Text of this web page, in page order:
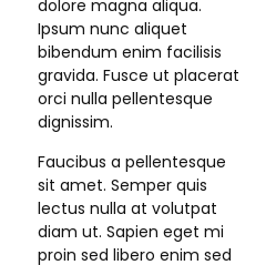
dolore magna aliqua.
Ipsum nunc aliquet
bibendum enim facilisis
gravida. Fusce ut placerat
orci nulla pellentesque
dignissim.
Faucibus a pellentesque
sit amet. Semper quis
lectus nulla at volutpat
diam ut. Sapien eget mi
proin sed libero enim sed